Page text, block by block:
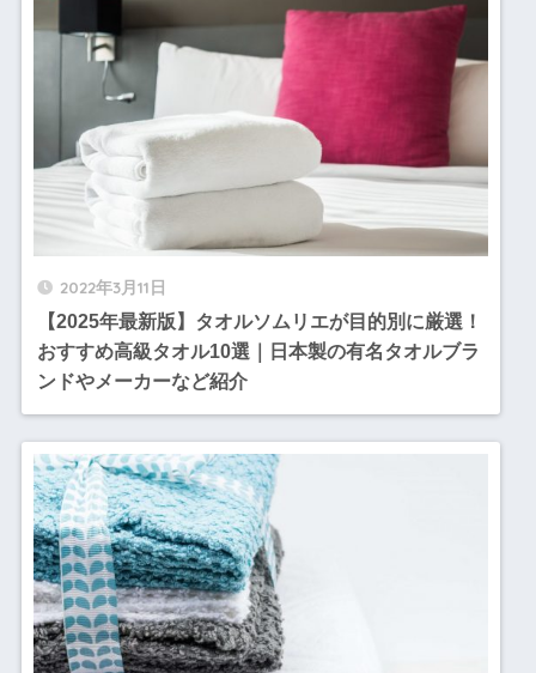
2022年3月11日
【2025年最新版】タオルソムリエが目的別に厳選！
おすすめ高級タオル10選｜日本製の有名タオルブラ
ンドやメーカーなど紹介